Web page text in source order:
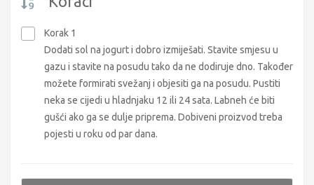
Korak 1
Dodati sol na jogurt i dobro izmiješati. Stavite smjesu u
gazu i stavite na posudu tako da ne dodiruje dno. Također
možete formirati svežanj i objesiti ga na posudu. Pustiti
neka se cijedi u hladnjaku 12 ili 24 sata. Labneh će biti
gušći ako ga se dulje priprema. Dobiveni proizvod treba
pojesti u roku od par dana.